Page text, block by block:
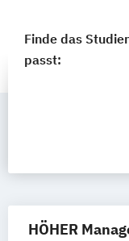
Finde das
passt:
HÖHER